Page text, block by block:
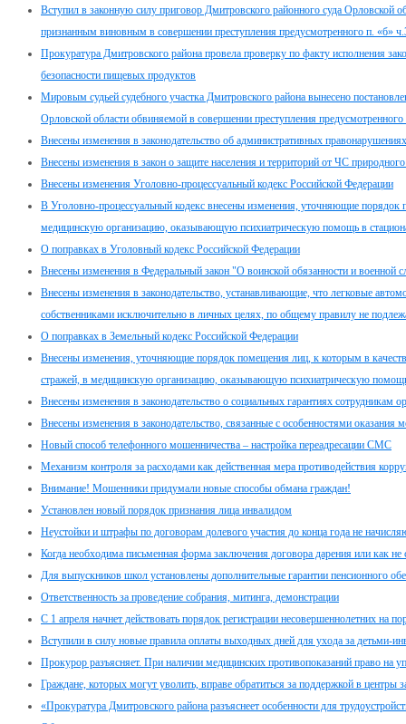
Вступил в законную силу приговор Дмитровского районного суда Орловской
признанным виновным в совершении преступления предусмотренного п. «б»
Прокуратура Дмитровского района провела проверку по факту исполнения
безопасности пищевых продуктов
Мировым судьей судебного участка Дмитровского района вынесено
Орловской области обвиняемой в совершении преступления
Внесены изменения в законодательство об административных правонарушениях
Внесены изменения в закон о защите населения и территорий от ЧС природного
Внесены изменения Уголовно-процессуальный кодекс Российской Федерации
В Уголовно-процессуальный кодекс внесены изменения, уточняющие
медицинскую организацию, оказывающую психиатрическую помощь в
О поправках в Уголовный кодекс Российской Федерации
Внесены изменения в Федеральный закон "О воинской обязанности и военной
Внесены изменения в законодательство, устанавливающие, что легковые
собственниками исключительно в личных целях, по общему правилу не
О поправках в Земельный кодекс Российской Федерации
Внесены изменения, уточняющие порядок помещения лиц, к которым в
стражей, в медицинскую организацию, оказывающую психиатрическую
Внесены изменения в законодательство о социальных гарантиях сотрудникам
Внесены изменения в законодательство, связанные с особенностями
Новый способ телефонного мошенничества – настройка переадресации СМС
Механизм контроля за расходами как действенная мера противодействия
Внимание! Мошенники придумали новые способы обмана граждан!
Установлен новый порядок признания лица инвалидом
Неустойки и штрафы по договорам долевого участия до конца года не
Когда необходима письменная форма заключения договора дарения или как
Для выпускников школ установлены дополнительные гарантии пенсионного
Ответственность за проведение собрания, митинга, демонстрации
C 1 апреля начнет действовать порядок регистрации несовершеннолетних на
Вступили в силу новые правила оплаты выходных дней для ухода за детьми-
Прокурор разъясняет. При наличии медицинских противопоказаний право на
Граждане, которых могут уволить, вправе обратиться за поддержкой в центры
«Прокуратура Дмитровского района разъяснеет особенности для